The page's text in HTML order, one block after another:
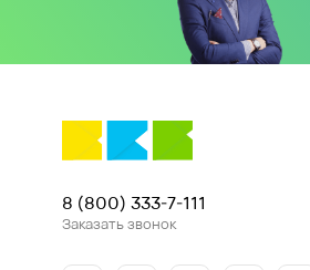
8 (800) 333-7-111
Заказать звонок